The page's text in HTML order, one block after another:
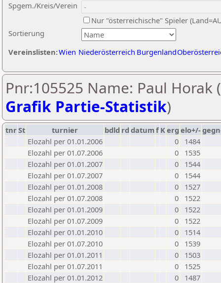
Sortierung
Spgem./Kreis/Verein
Nur "österreichische" Spieler
Vereinslisten:Wien Niederösterreich Burgenland
Pnr:105525 Name: Paul Horak (
Grafik Partie-Statistik)
tnrSt turnier bdld rd datumf Kerg elo+/-
Elozahl per 01.01.2006
0
1484
Elozahl per 01.07.2006
0
1535
Elozahl per 01.01.2007
0
1544
Elozahl per 01.07.2007
0
1544
Elozahl per 01.01.2008
0
1527
Elozahl per 01.07.2008
0
1522
Elozahl per 01.01.2009
0
1522
Elozahl per 01.07.2009
0
1522
Elozahl per 01.01.2010
0
1514
Elozahl per 01.07.2010
0
1539
Elozahl per 01.01.2011
0
1503
Elozahl per 01.07.2011
0
1525
Elozahl per 01.01.2012
0
1487